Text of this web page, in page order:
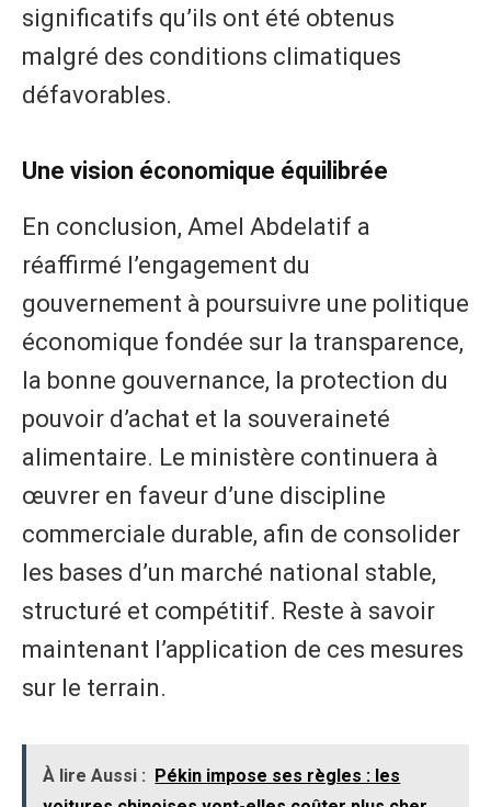
significatifs qu’ils ont été obtenus
malgré des conditions climatiques
défavorables.
Une vision économique équilibrée
En conclusion, Amel Abdelatif a
réaffirmé l’engagement du
gouvernement à poursuivre une politique
économique fondée sur la transparence,
la bonne gouvernance, la protection du
pouvoir d’achat et la souveraineté
alimentaire. Le ministère continuera à
œuvrer en faveur d’une discipline
commerciale durable, afin de consolider
les bases d’un marché national stable,
structuré et compétitif. Reste à savoir
maintenant l’application de ces mesures
sur le terrain.
À lire Aussi :
Pékin impose ses règles : les